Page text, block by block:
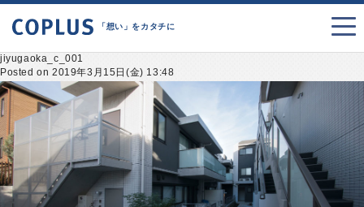
「想い」をカタチに
jiyugaoka_c_001
Posted on 2019年3月15日(金) 13:48